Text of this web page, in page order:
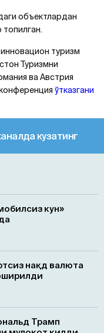
объектлардан
туризм
Туризмни
ва Aвстрия
ўтказгани
кузатинг
кун»
нақд валюта
Трамп